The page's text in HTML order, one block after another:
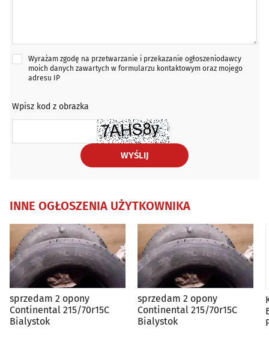
Wyrażam zgodę na przetwarzanie i przekazanie ogłoszeniodawcy
moich danych zawartych w formularzu kontaktowym oraz mojego
adresu IP
Wpisz kod z obrazka
WYŚLIJ
INNE OGŁOSZENIA UŻYTKOWNIKA
sprzedam 2 opony
Continental 215/70r15C
Bialystok
sprzedam 2 opony
Continental 215/70r15C
Bialystok